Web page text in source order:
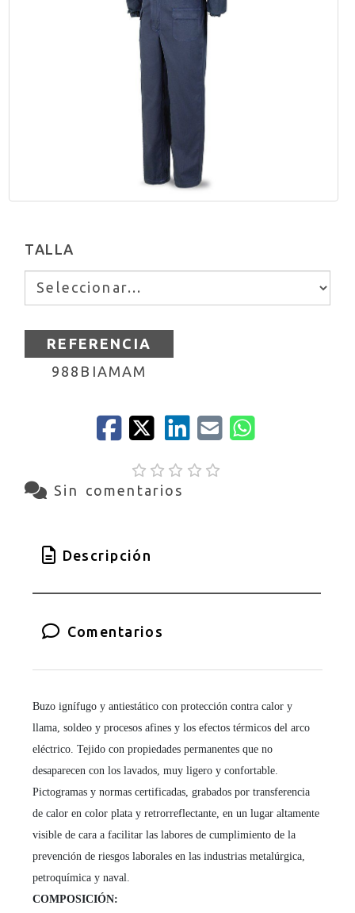
TALLA
REFERENCIA
988BIAMAM
Sin comentarios
Descripción
Comentarios
Buzo ignífugo y antiestático con protección contra calor y
llama, soldeo y procesos afines y los efectos térmicos del arco
eléctrico. Tejido con propiedades permanentes que no
desaparecen con los lavados, muy ligero y confortable.
Pictogramas y normas certificadas, grabados por transferencia
de calor en color plata y retrorreflectante, en un lugar altamente
visible de cara a facilitar las labores de cumplimiento de la
prevención de riesgos laborales en las industrias metalúrgica,
petroquímica y naval.
COMPOSICIÓN: